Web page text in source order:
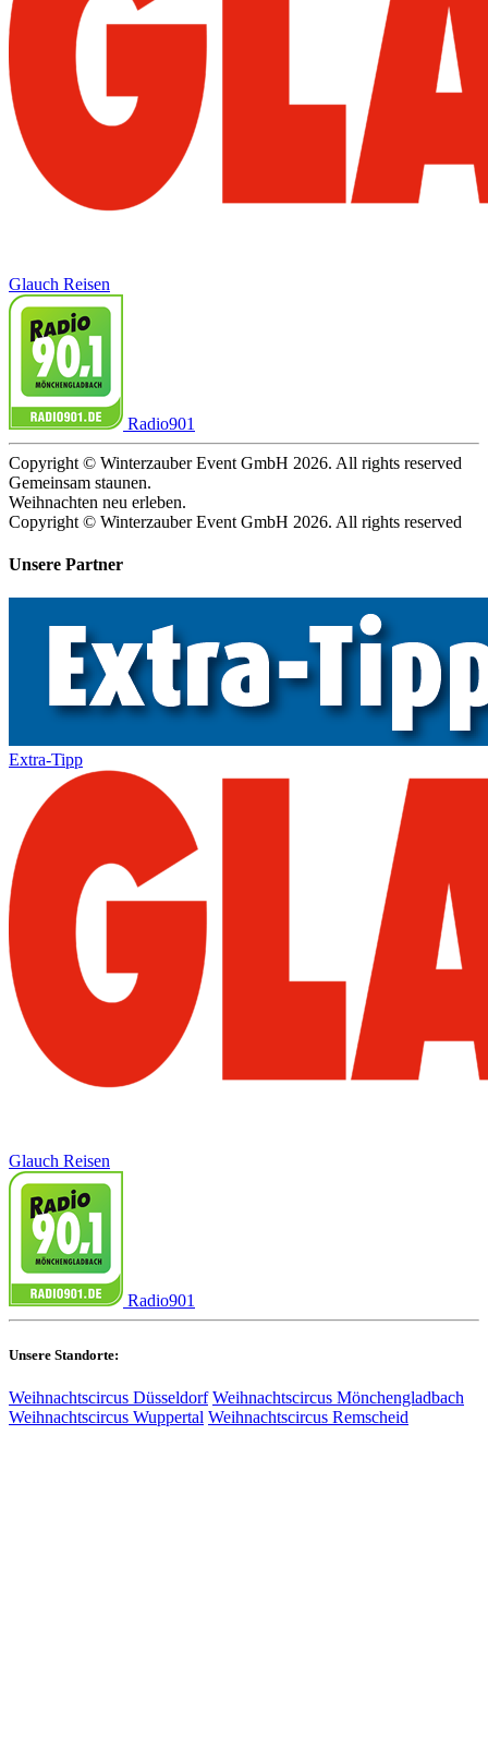
Glauch Reisen
Radio901
Copyright © Winterzauber Event GmbH 2026. All rights reserved
Gemeinsam staunen.
Weihnachten neu erleben.
Copyright © Winterzauber Event GmbH 2026. All rights reserved
Unsere Partner
Extra-Tipp
Glauch Reisen
Radio901
Unsere Standorte:
Weihnachtscircus Düsseldorf Weihnachtscircus Mönchengladbach
Weihnachtscircus Wuppertal Weihnachtscircus Remscheid